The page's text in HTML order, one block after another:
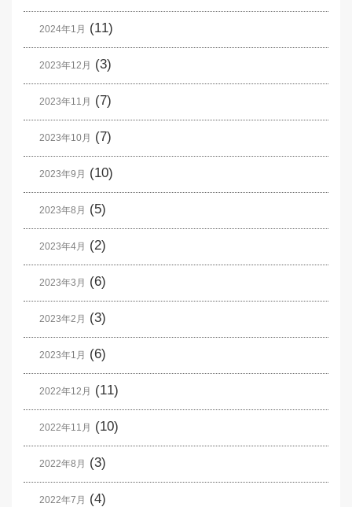
2024年1月 (11)
2023年12月 (3)
2023年11月 (7)
2023年10月 (7)
2023年9月 (10)
2023年8月 (5)
2023年4月 (2)
2023年3月 (6)
2023年2月 (3)
2023年1月 (6)
2022年12月 (11)
2022年11月 (10)
2022年8月 (3)
2022年7月 (4)